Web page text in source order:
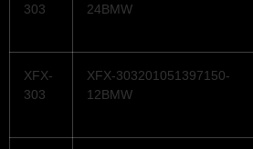
303
24BMW
XFX-
303
XFX-303201051397150-
12BMW